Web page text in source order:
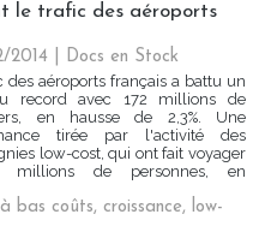
le trafic des aéroports
2014
Docs en Stock
des aéroports français a battu un
record avec 172 millions de
en hausse de 2,3%. Une
tirée par l'activité des
low-cost, qui ont fait voyager
millions de personnes, en
bas coûts, croissance, low-